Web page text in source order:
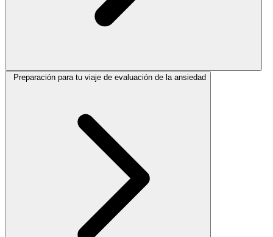
Preparación para tu viaje de evaluación de la ansiedad